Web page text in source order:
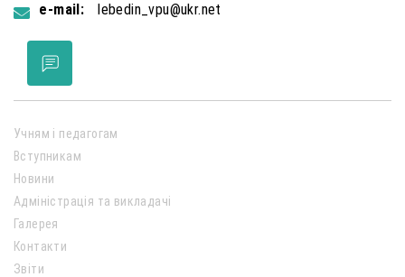
e-mail:
lebedin_vpu@ukr.net
Учням і педагогам
Вступникам
Новини
Адміністрація та викладачі
Галерея
Контакти
Звіти